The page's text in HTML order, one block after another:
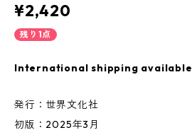
¥2,420
残り1点
International shipping available
発行：世界文化社
初版：2025年3月